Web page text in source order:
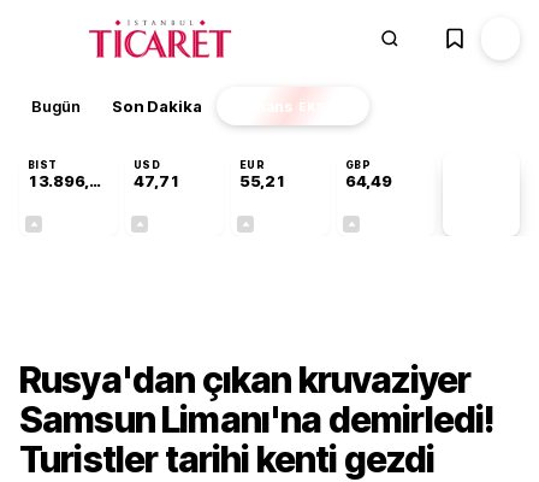
Bugün Son Dakika Finans EKSTRA
BIST
13.896,36
USD
47,71
EUR
55,21
GBP
64,49
Rusya'dan çıkan kruvaziyer
Samsun Limanı'na demirledi!
Turistler tarihi kenti gezdi